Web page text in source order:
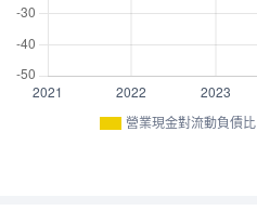
營業現金對流動負債比